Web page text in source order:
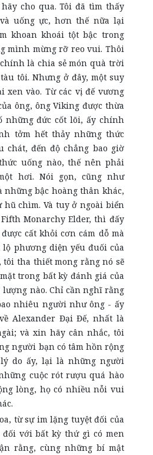
qua. Tôi đã tìm thấy
uống ực, hơn thế nữa lại
khoan khoái tột bậc trong
mình mừng rỡ reo vui. Thôi
là chia sẻ món quà trời
tôi. Nhưng ở đây, một suy
xen vào. Từ các vị đế vương
ông, ông Viking được thừa
những đức cốt lõi, ấy chính
tởm hết thảy những thức
chát, đến độ chẳng bao giờ
uống nào, thế nên phải
hơi. Nói gọn, cũng như
những bậc hoàng thân khác,
hũ chìm. Và tuy ở ngoài biển
Monarchy Elder, thì đấy
cất khỏi cơn cám dỗ mà
phương diện yếu đuối của
tôi tha thiết mong rằng nó sẽ
trong bất kỳ đánh giá của
nào. Chỉ cần nghĩ rằng
nhiêu người như ông - ấy
Alexander Đại Đế, nhất là
và xin hãy cân nhắc, tôi
người bạn có tâm hồn rộng
do ấy, lại là những người
cuộc rót rượu quá hào
lòng, họ có nhiều nỗi vui
từ sự im lặng tuyệt đối của
đối với bất kỳ thứ gì có men
rằng, cùng những bí mật